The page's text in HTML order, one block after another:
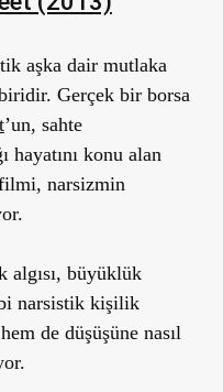
aşka dairmutlaka
Gerçek bir borsa
’un, sahte
hayatını konu alan
narsizmin
algısı, büyüklük
narsistik kişilik
de düşüşüne nasıl